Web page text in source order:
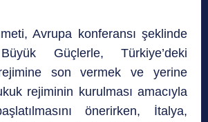
Avrupa konferansı şeklinde
Güçlerle, Türkiye’deki
son vermek ve yerine
rejiminin kurulması amacıyla
önerirken, İtalya,